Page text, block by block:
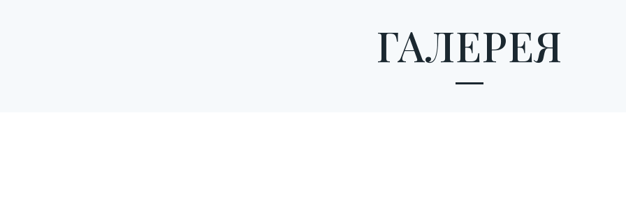
ГАЛЕРЕЯ